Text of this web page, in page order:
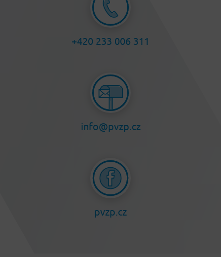
+420 233 006 311
info@pvzp.cz
pvzp.cz